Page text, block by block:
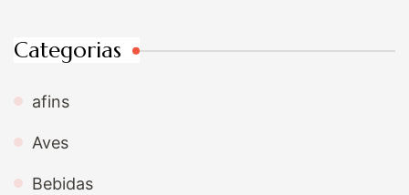
Categorias
afins
Aves
Bebidas